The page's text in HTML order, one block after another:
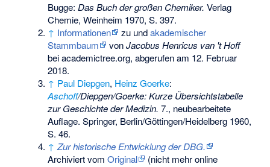
Bugge:Das Buch der großen Chemiker. Verlag
Chemie, Weinheim 1970, S. 397.
↑ Informationen zu undakademischer
Stammbaum
vonJacobus Henricus van 't Hoff
bei academictree.org, abgerufen am 12. Februar
2018.
↑ Paul Diepgen, Heinz Goerke:
Aschoff/Diepgen/Goerke: Kurze Übersichtstabelle
zur Geschichte der Medizin. 7., neubearbeitete
Auflage. Springer, Berlin/Göttingen/Heidelberg 1960,
S. 46.
↑ Zur historische Entwicklung der DBG.
Archiviert vomOriginal
(nicht mehr online